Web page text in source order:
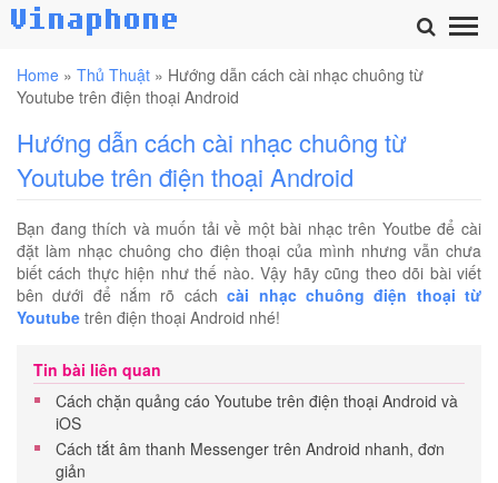
Home » Thủ Thuật » Hướng dẫn cách cài nhạc chuông từ
Youtube trên điện thoại Android
Hướng dẫn cách cài nhạc chuông từ
Youtube trên điện thoại Android
Bạn đang thích và muốn tải về một bài nhạc trên Youtbe để cài
đặt làm nhạc chuông cho điện thoại của mình nhưng vẫn chưa
biết cách thực hiện như thế nào. Vậy hãy cũng theo dõi bài viết
bên dưới để nắm rõ cáchcài nhạc chuông điện thoại từ
Youtube trên điện thoại Android nhé!
Tin bài liên quan
Cách chặn quảng cáo Youtube trên điện thoại Android và
iOS
Cách tắt âm thanh Messenger trên Android nhanh, đơn
giản